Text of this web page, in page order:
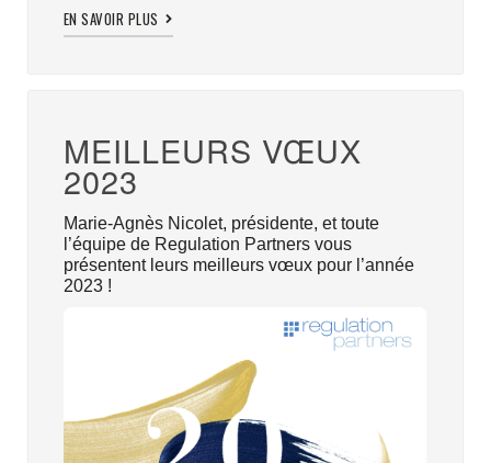
EN SAVOIR PLUS
MEILLEURS VŒUX
2023
Marie-Agnès Nicolet, présidente, et toute
l’équipe de Regulation Partners vous
présentent leurs meilleurs vœux pour l’année
2023 !